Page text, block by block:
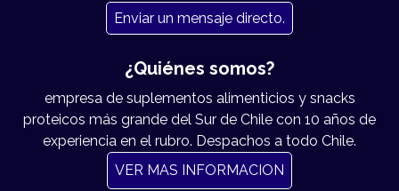
Enviar un mensaje directo.
¿Quiénes somos?
empresa de suplementos alimenticios y snacks
proteicos más grande del Sur de Chile con 10 años de
experiencia en el rubro. Despachos a todo Chile.
VER MAS INFORMACION